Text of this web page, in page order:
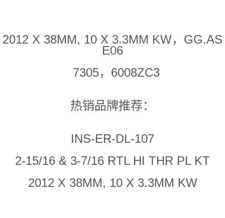
2012 X 38MM, 10 X 3.3MM KW，GG.AS
E06
7305，6008ZC3
热销品牌推荐：
INS-ER-DL-107
2-15/16 & 3-7/16 RTL HI THR PL KT
2012 X 38MM, 10 X 3.3MM KW